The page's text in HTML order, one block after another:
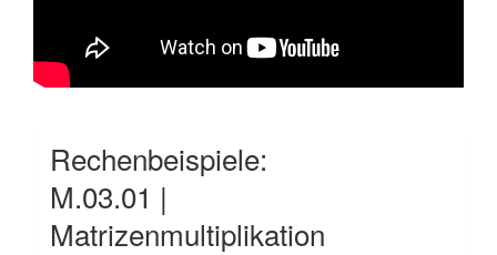
Rechenbeispiele:
M.03.01 |
Matrizenmultiplikation